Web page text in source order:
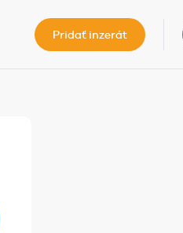
Pridať inzerát